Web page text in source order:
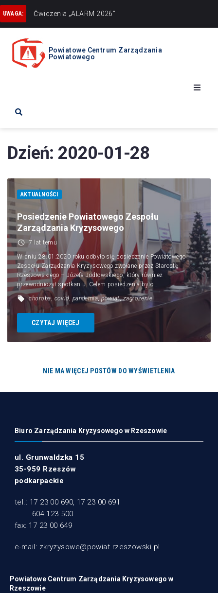
UWAGA: Ćwiczenia „ALARM 2026”
Uwaga UPAŁY
Powiatowe Centrum Zarządzania
Powiatowego
Obrona cywilna
Obronność
Kontakt
Dzień: 2020-01-28
AKTUALNOŚCI
Posiedzenie Powiatowego Zespołu
Zarządzania Kryzysowego
7 lat temu
W dniu 28.01.2020 roku odbyło się posiedzenie Powiatowego
Zespołu Zarządzania Kryzysowego zwołane przez Starostę
Rzeszowskiego – Józefa Jodłowskiego, który również
przewodniczył spotkaniu. Celem posiedzenia było…
choroba, covid, pandemia,powiat,zagrożenie
CZYTAJ WIĘCEJ
NIE MA WIĘCEJ POSTÓW DO WYŚWIETLENIA
Biuro Zarządzania Kryzysowego w Rzeszowie
ul. Grunwaldzka 15
35-959 Rzeszów
podkarpackie
tel.: 17 23 00 690, 17 23 00 691
604 123 500
fax: 17 23 00 649
e-mail: zkryzysowe@powiat.rzeszowski.pl
Powiatowe Centrum Zarządzania Kryzysowego w
Rzeszowie